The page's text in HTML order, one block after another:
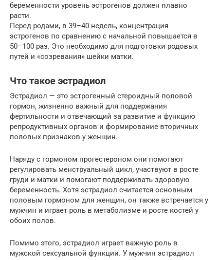
беременности уровень эстрогенов должен плавно
расти.
Перед родами, в 39–40 недель, концентрация
эстрогенов по сравнению с начальной повышается в
50–100 раз. Это необходимо для подготовки родовых
путей и «созревания» шейки матки.
Что такое эстрадиол
Эстрадиол — это эстрогенный стероидный половой
гормон, жизненно важный для поддержания
фертильности и отвечающий за развитие и функцию
репродуктивных органов и формирование вторичных
половых признаков у женщин.
Наряду с гормоном прогестероном они помогают
регулировать менструальный цикл, участвуют в росте
груди и матки и помогают поддерживать здоровую
беременность. Хотя эстрадиол считается основным
половым гормоном для женщин, он также встречается у
мужчин и играет роль в метаболизме и росте костей у
обоих полов.
Помимо этого, эстрадиол играет важную роль в
мужской сексуальной функции. У мужчин эстрадиол